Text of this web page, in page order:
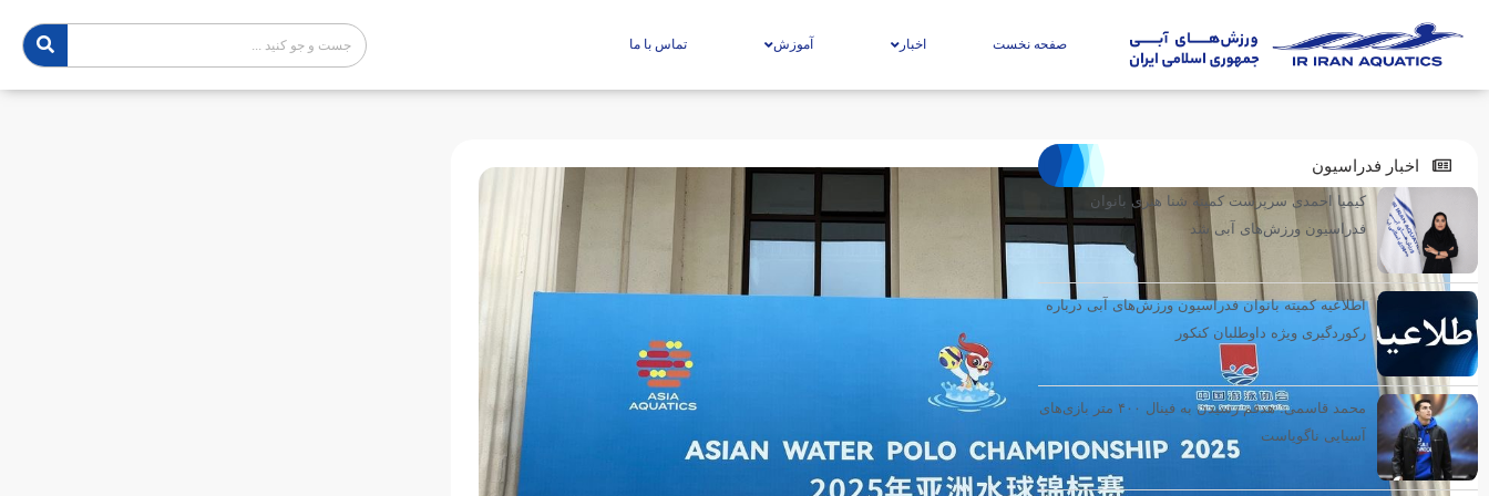
صفحه نخست اخبار آموزش تماس با ما
اخبار فدراسیون
کیمیا احمدی سرپرست کمیته شنا هنری بانوان
فدراسیون ورزش‌های آبی شد
اطلاعیه کمیته بانوان فدراسیون ورزش‌های آبی درباره
رکوردگیری ویژه داوطلبان کنکور
محمد قاسمی: هدفم رسیدن به فینال ۴۰۰ متر بازی‌های
آسیایی ناگویاست